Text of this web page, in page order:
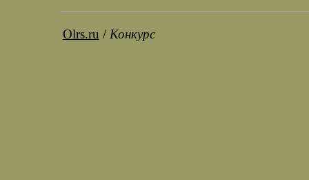
Olrs.ru / Конкурс